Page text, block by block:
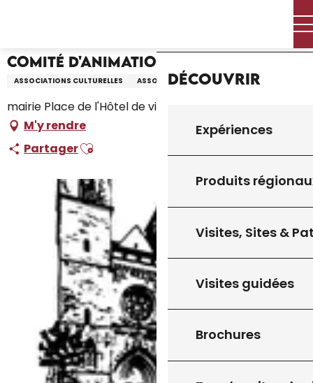
principal
Découvrir
Expériences
Produits
Visites, Sites &
Visites guidées
Brochures
Comité d'Animation Culturelle
ASSOCIATIONS CULTURELLES ASSOCIATION
mairie Place de l'Hôtel de ville, 46300 Gourdon
M'y rendre
PartagerAjouter aux favoris